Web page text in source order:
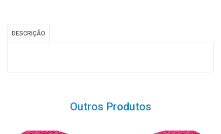
DESCRIÇÃO
Outros Produtos